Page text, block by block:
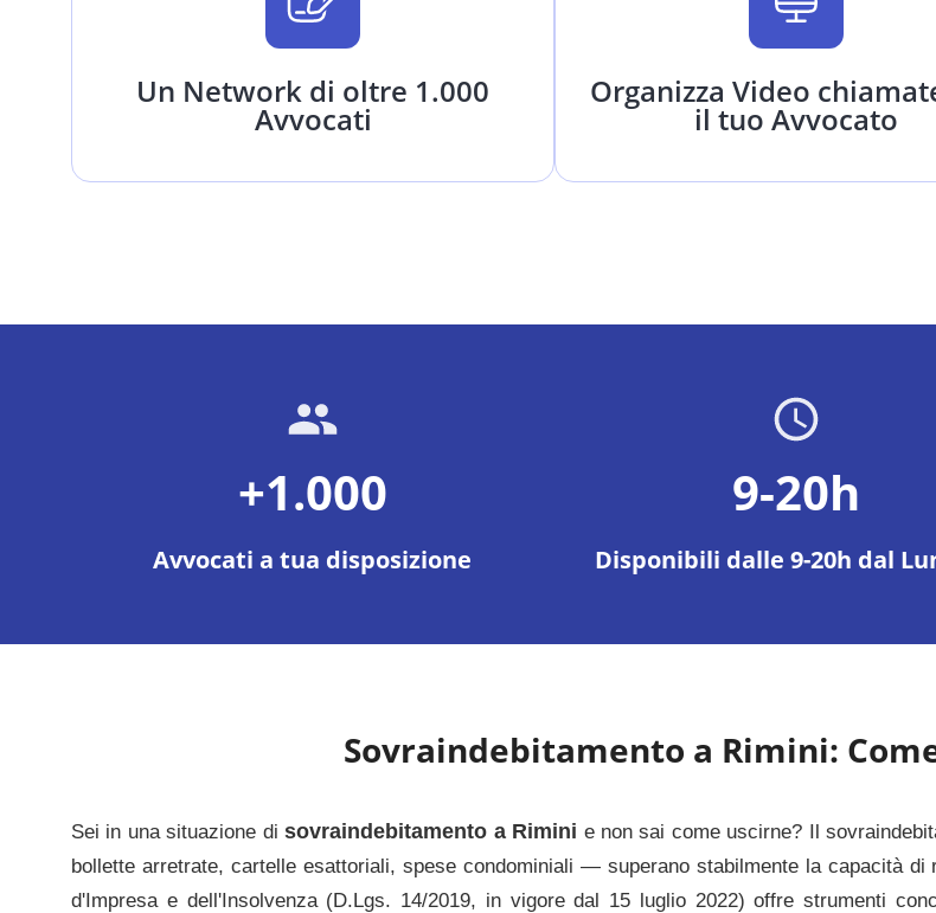
Un Network di oltre 1.000
Avvocati
Organizza Video
il tuo Avvocato
+1.000
Avvocati a tua disposizione
9-20h
Disponibili dalle 9-20h dal
Sovraindebitamento a Rimini:
Sei in una situazione di sovraindebitamento a Rimini e non sai come uscirne? Il
bollette arretrate, cartelle esattoriali, spese condominiali — superano stabilmente la capacità
d'Impresa e dell'Insolvenza (D.Lgs. 14/2019, in vigore dal 15 luglio 2022) offre strumenti